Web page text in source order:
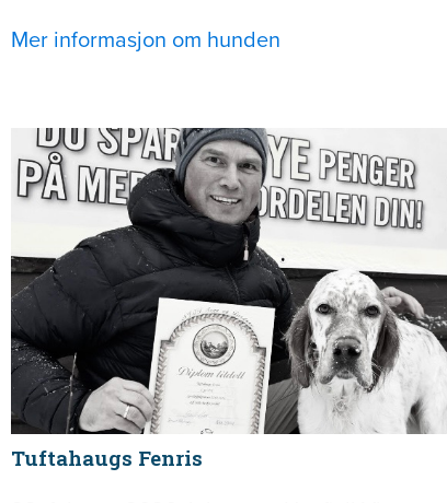
Mer informasjon om hunden
Tuftahaugs Fenris